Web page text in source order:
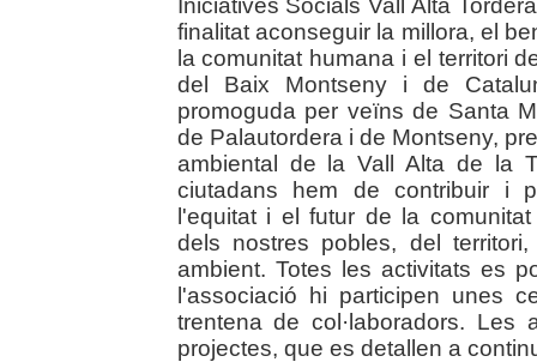
Iniciatives Socials Vall Alta
finalitat aconseguir la millora, el
la comunitat humana i el territori
del Baix Montseny i de
promoguda per veïns de Santa
de Palautordera i de Montseny,
ambiental de la Vall Alta de la
ciutadans hem de contribuir i
l'equitat i el futur de la
dels nostres pobles, del
ambient. Totes les activitats es
l'associació hi participen unes
trentena de col·laboradors.
projectes, que es detallen a